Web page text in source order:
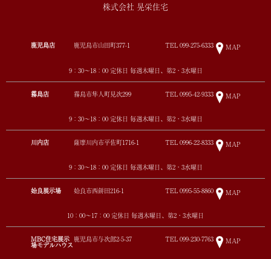
株式会社 晃栄住宅
鹿児島店 鹿児島市山田町377-1 TEL 099-275-6333 MAP
9：30～18：00 定休日 毎週木曜日、第2・3水曜日
霧島店 霧島市隼人町見次299 TEL 0995-42-9333 MAP
9：30～18：00 定休日 毎週木曜日、第2・3水曜日
川内店 薩摩川内市平佐町1716-1 TEL 0996-22-8333 MAP
9：30～18：00 定休日 毎週木曜日、第2・3水曜日
姶良展示場 姶良市西餅田216-1 TEL 0995-55-8860 MAP
10：00～17：00 定休日 毎週木曜日、第2・3水曜日
MBC住宅展示
場モデルハウス
鹿児島市与次郎2-5-37 TEL 099-230-7763 MAP